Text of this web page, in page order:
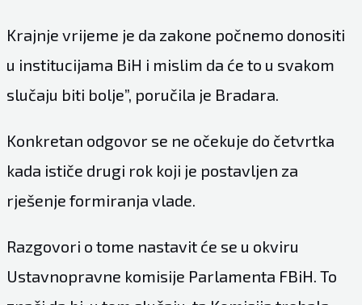
Krajnje vrijeme je da zakone počnemo donositi
u institucijama BiH i mislim da će to u svakom
slučaju biti bolje”, poručila je Bradara.
Konkretan odgovor se ne očekuje do četvrtka
kada ističe drugi rok koji je postavljen za
rješenje formiranja vlade.
Razgovori o tome nastavit će se u okviru
Ustavnopravne komisije Parlamenta FBiH. To